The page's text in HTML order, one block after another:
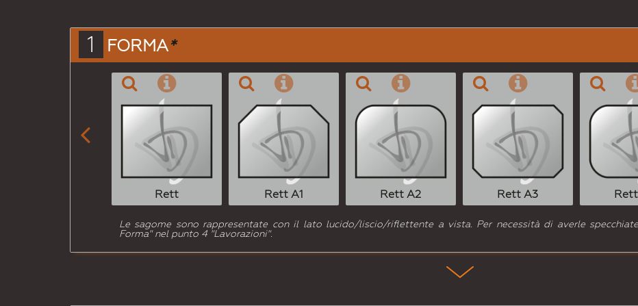
1 FORMA*
Rett Rett A1 Rett A2 Rett A3

Le sagome sono rappresentate con il lato lucido/liscio/riflettente a vista. Per necessità di averle
Forma" nel punto 4 "Lavorazioni".